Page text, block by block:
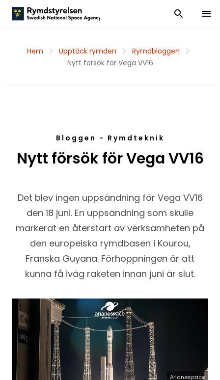
Visa och dölj
Visa
Hem Upptäck rymden
Rymdbloggen
Nytt försök för Vega VV16
Bloggen - Rymdteknik
Nytt försök för Vega VV16
Det blev ingen uppsändning för Vega VV16
den 18 juni. En uppsändning som skulle
markerat en återstart av verksamheten på
den europeiska rymdbasen i Kourou,
Franska Guyana. Förhoppningen är att
kunna få iväg raketen innan juni är slut.
Arianespace